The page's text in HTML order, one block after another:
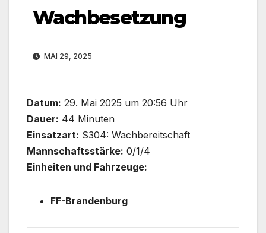
Wachbesetzung
MAI 29, 2025
Datum: 29. Mai 2025 um 20:56 Uhr
Dauer: 44 Minuten
Einsatzart: S304: Wachbereitschaft
Mannschaftsstärke: 0/1/4
Einheiten und Fahrzeuge:
FF-Brandenburg